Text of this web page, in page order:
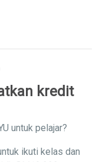
kredit
untuk pelajar?
ikuti kelas dan